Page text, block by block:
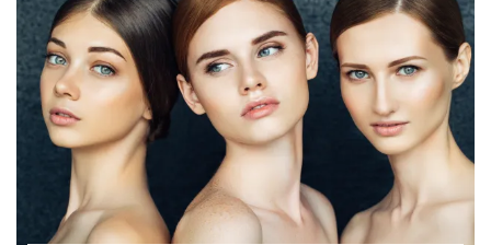
ангельскую красоту. Почему
привлекательная актриса решилась на
столь радикальный шаг?